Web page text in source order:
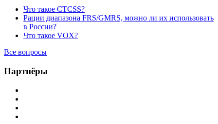
Что такое CTCSS?
Рации диапазона FRS/GMRS, можно ли их использовать
в России?
Что такое VOX?
Все вопросы
Партнёры